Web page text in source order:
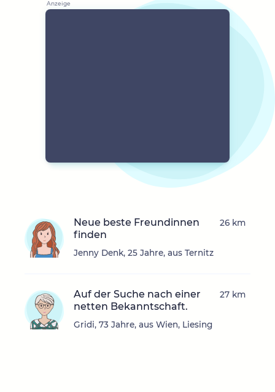
Neue beste Freundinnen
finden
Jenny Denk, 25 Jahre, aus Ternitz
26 km
Auf der Suche nach einer
netten Bekanntschaft.
Gridi, 73 Jahre, aus Wien, Liesing
27 km